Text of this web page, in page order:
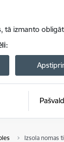
tā izmanto
Izsola nomas